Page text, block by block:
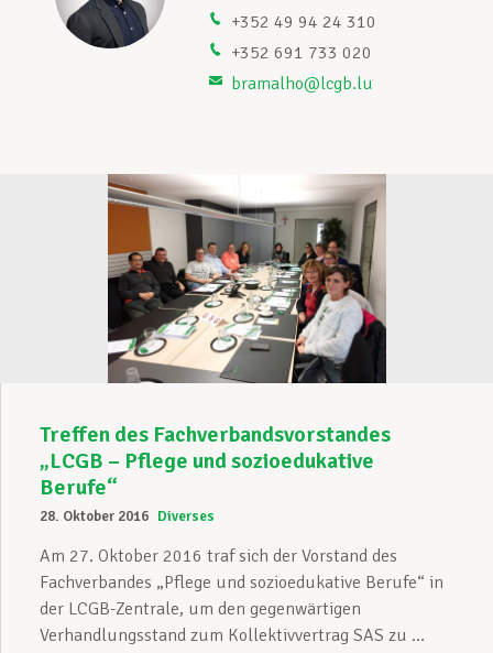
Unterstützung im Privatleben
Mitglied werden
Aktuell
+352 49 94 24 310
+352 691 733 020
bramalho@lcgb.lu
Treffen des Fachverbandsvorstandes
„LCGB – Pflege und sozioedukative
Berufe“
28. Oktober 2016 Diverses
Am 27. Oktober 2016 traf sich der Vorstand des
Fachverbandes „Pflege und sozioedukative Berufe“ in
der LCGB-Zentrale, um den gegenwärtigen
Verhandlungsstand zum Kollektivvertrag SAS zu ...